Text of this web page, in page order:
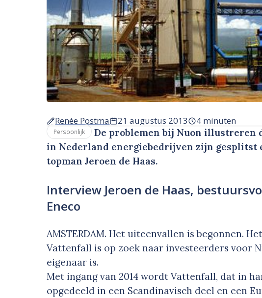
Renée Postma 21 augustus 2013 4 minuten
Persoonlijk
De problemen bij Nuon illustreren
in Nederland energiebedrijven zijn gesplitst
topman Jeroen de Haas.
Interview Jeroen de Haas,
Eneco
AMSTERDAM. Het uiteenvallen is begonnen.
Vattenfall is op zoek naar investeerders voor
eigenaar is.
Met ingang van 2014 wordt Vattenfall, dat in
opgedeeld in een Scandinavisch deel en een